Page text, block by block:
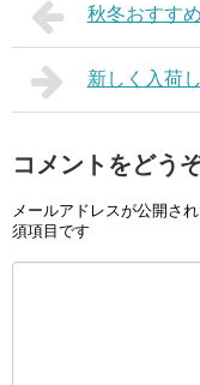
秋冬おすす
新しく入荷
コメントをどう
メールアドレスが公開さ
須項目です